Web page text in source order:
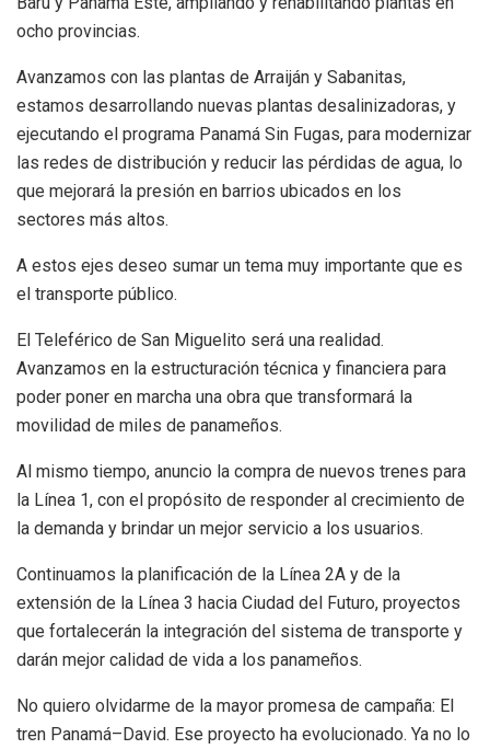
ocho provincias.
Avanzamos con las plantas de Arraiján y Sabanitas,
estamos desarrollando nuevas plantas desalinizadoras, y
ejecutando el programa Panamá Sin Fugas, para modernizar
las redes de distribución y reducir las pérdidas de agua, lo
que mejorará la presión en barrios ubicados en los
sectores más altos.
A estos ejes deseo sumar un tema muy importante que es
el transporte público.
El Teleférico de San Miguelito será una realidad.
Avanzamos en la estructuración técnica y financiera para
poder poner en marcha una obra que transformará la
movilidad de miles de panameños.
Al mismo tiempo, anuncio la compra de nuevos trenes para
la Línea 1, con el propósito de responder al crecimiento de
la demanda y brindar un mejor servicio a los usuarios.
Continuamos la planificación de la Línea 2A y de la
extensión de la Línea 3 hacia Ciudad del Futuro, proyectos
que fortalecerán la integración del sistema de transporte y
darán mejor calidad de vida a los panameños.
No quiero olvidarme de la mayor promesa de campaña: El
tren Panamá–David. Ese proyecto ha evolucionado. Ya no lo